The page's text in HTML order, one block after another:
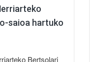
saioa hartuko
Bertsolari